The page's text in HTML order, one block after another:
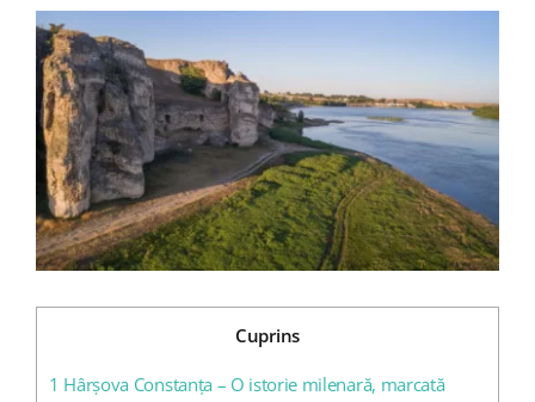
Blog
Contact
View
Larger
Image
Cuprins
1 Hârșova Constanța – O istorie milenară, marcată